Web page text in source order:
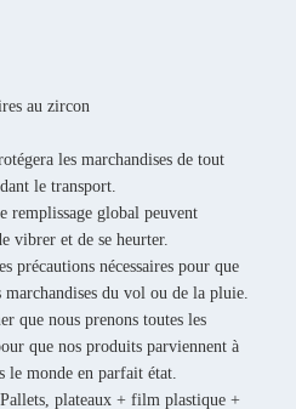
au zircon
les marchandises de tout
le transport.
remplissage global peuvent
vibrer et de se heurter.
précautions nécessaires pour que
marchandises du vol ou de la pluie.
que nous prenons toutes les
que nos produits parviennent à
le monde en parfait état.
plateaux + film plastique +